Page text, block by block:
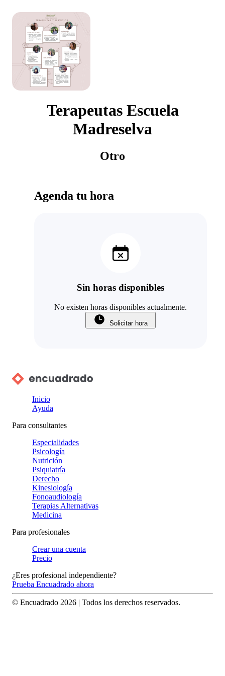
Terapeutas Escuela
Madreselva
Otro
Agenda tu hora
Sin horas disponibles
No existen horas disponibles actualmente.
Solicitar hora
Inicio
Ayuda
Para consultantes
Especialidades
Psicología
Nutrición
Psiquiatría
Derecho
Kinesiología
Fonoaudiología
Terapias Alternativas
Medicina
Para profesionales
Crear una cuenta
Precio
¿Eres profesional independiente?
Prueba Encuadrado ahora
© Encuadrado 2026 | Todos los derechos reservados.